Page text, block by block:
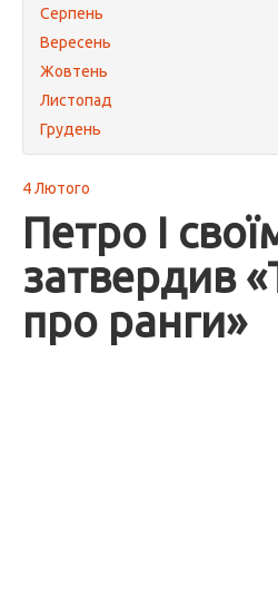
Серпень
Вересень
Жовтень
Листопад
Грудень
4 Лютого
Петро I
затвердив
про ранги»